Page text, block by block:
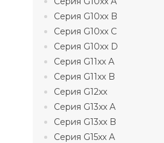
Серия G10xx B
Серия G10xx C
Серия G10xx D
Серия G11xx A
Серия G11xx B
Серия G12xx
Серия G13xx A
Серия G13xx B
Серия G15xx A